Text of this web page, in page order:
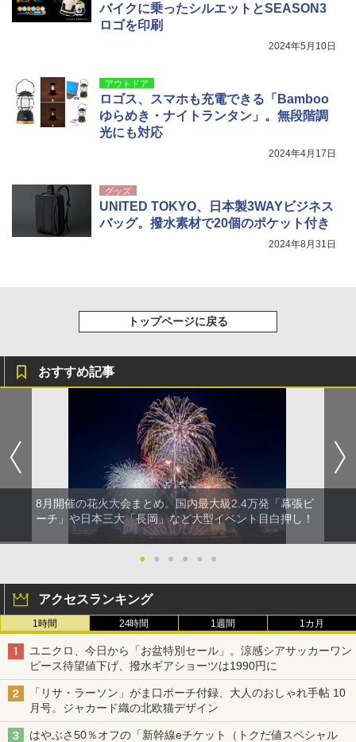
バイクに乗ったシルエットとSEASON3
ロゴを印刷
2024年5月10日
アウトドア
ロゴス、スマホも充電できる「Bamboo
ゆらめき・ナイトランタン」。無段階調
光にも対応
2024年4月17日
グッズ
UNITED TOKYO、日本製3WAYビジネス
バッグ。撥水素材で20個のポケット付き
2024年8月31日
トップページに戻る
おすすめ記事
8月開催の花火大会まとめ。国内最大級2.4万発「幕張ビ
ーチ」や日本三大「長岡」など大型イベント目白押し！
● ● ● ● ● ●
アクセスランキング
1時間 24時間 1週間 1カ月
ユニクロ、今日から「お盆特別セール」。涼感シアサッカーワン
ピース待望値下げ、撥水ギアショーツは1990円に
「リサ・ラーソン」がま口ポーチ付録、大人のおしゃれ手帖 10
月号。ジャカード織の北欧猫デザイン
はやぶさ50％オフの「新幹線eチケット（トクだ値スペシャル